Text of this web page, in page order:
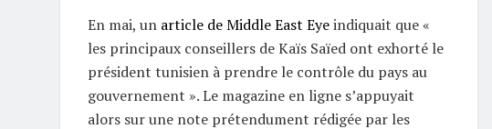
En mai, un article de Middle East Eyeindiquait que «
les principaux conseillers de Kaïs Saïed ont exhorté le
président tunisien à prendre le contrôle du pays au
gouvernement ». Le magazine en ligne s’appuyait
alors sur une note prétendument rédigée par les